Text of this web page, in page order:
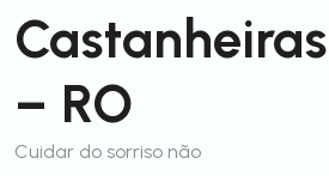
Castanheiras
– RO
Cuidar do sorriso não